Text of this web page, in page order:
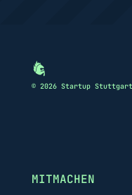
© 2026 Startup
MITMACHEN